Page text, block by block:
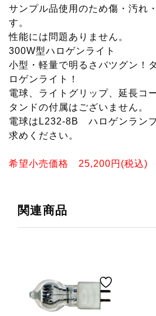
ト
VL-
302
サンプル品使用のため傷・汚れ
す。
性能には問題ありません。
300W型ハロゲンライト
小型・軽量で明るさバツグン！
ロゲンライト！
電球、ライトグリップ、延長コ
タンドの付属はございません。
電球はL232-8B ハロゲンラン
求めください。
希望小売価格 25,200円(税込)
関連商品